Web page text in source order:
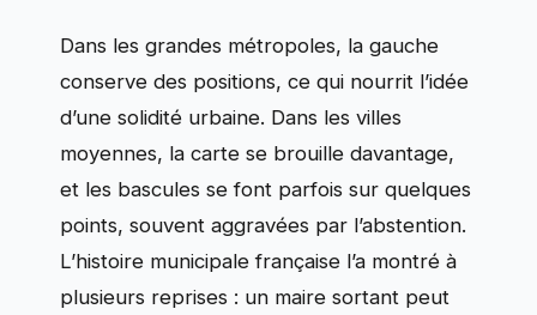
Dans les grandes métropoles, la gauche
conserve des positions, ce qui nourrit l’idée
d’une solidité urbaine. Dans les villes
moyennes, la carte se brouille davantage,
et les bascules se font parfois sur quelques
points, souvent aggravées par l’abstention.
L’histoire municipale française l’a montré à
plusieurs reprises : un maire sortant peut